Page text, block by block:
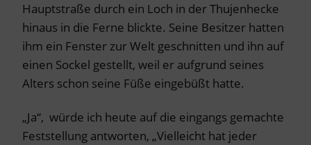
Hauptstraße durch ein Loch in der Thujenhecke
hinaus in die Ferne blickte. Seine Besitzer hatten
ihm ein Fenster zur Welt geschnitten und ihn auf
einen Sockel gestellt, weil er aufgrund seines
Alters schon seine Füße eingebüßt hatte.
„Ja“, würde ich heute auf die eingangs gemachte
Feststellung antworten, „Vielleicht hat jeder